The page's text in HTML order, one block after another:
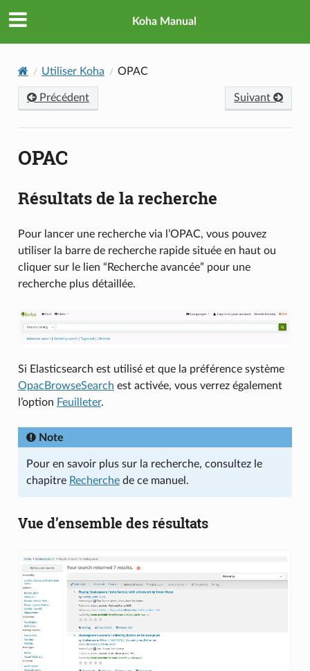
Koha Manual
Utiliser Koha OPAC
Précédent Suivant
OPAC
Résultats de la recherche
Pour lancer une recherche via l’OPAC, vous pouvez
utiliser la barre de recherche rapide située en haut ou
cliquer sur le lien “Recherche avancée” pour une
recherche plus détaillée.
Si Elasticsearch est utilisé et que la préférence système
OpacBrowseSearch est activée, vous verrez également
l’option Feuilleter.
Note
Pour en savoir plus sur la recherche, consultez le
chapitre Recherchede ce manuel.
Vue d’ensemble des résultats